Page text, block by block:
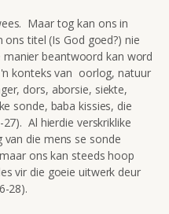
Maar tog kan ons in
titel (Is God goed?) nie
beantwoord kan word
konteks van oorlog, natuur
dors, aborsie, siekte,
sonde, baba kissies, die
Al hierdie verskriklike
van die mens se sonde
ons kan steeds hoop
vir die goeie uitwerk deur
28).